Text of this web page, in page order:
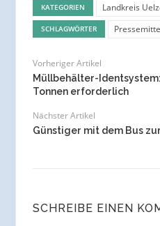
KATEGORIEN Landkreis
SCHLAGWÖRTER
Vorheriger Artikel
Müllbehälter-
Tonnen erforderlich
Nächster Artikel
Günstiger mit dem Bus
SCHREIBE EINEN